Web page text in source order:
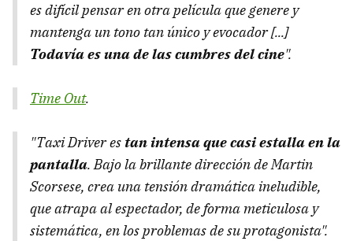
es difícil pensar en otra película que genere y
mantenga un tono tan único y evocador [...]
Todavía es una de las cumbres del cine".
Time Out.
"Taxi Driver es tan intensa que casi estalla en la
pantalla. Bajo la brillante dirección de Martin
Scorsese, crea una tensión dramática ineludible,
que atrapa al espectador, de forma meticulosa y
sistemática, en los problemas de su protagonista".